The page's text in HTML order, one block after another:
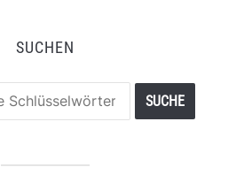
SUCHEN